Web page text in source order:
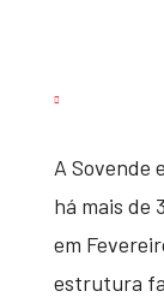
A Sovende
há mais de
em
estrutura